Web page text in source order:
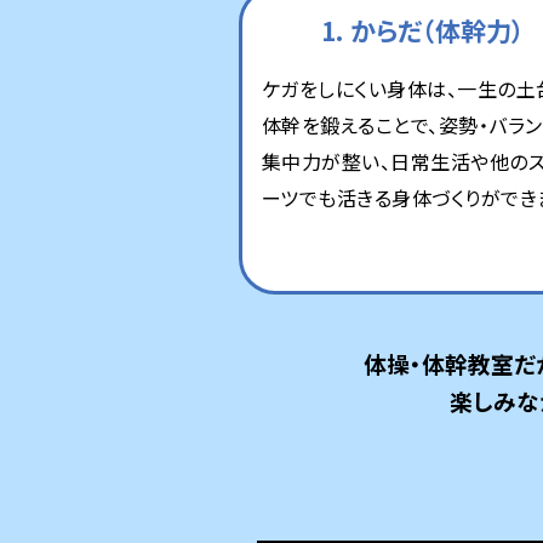
1. からだ（体幹力）
ケガをしにくい身体は、一生の土
体幹を鍛えることで、姿勢・バラン
集中力が整い、日常生活や他の
ーツでも活きる身体づくりができ
体操・体幹教室だ
楽しみな